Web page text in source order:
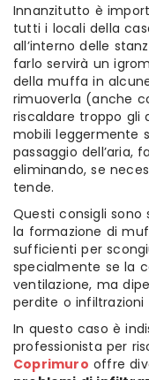
Innanzitutto è
tutti i locali della
all’interno delle
farlo servirà un
della muffa in
rimuoverla (anche
riscaldare troppo gli
mobili leggermente
passaggio dell’aria,
eliminando, se
tende.
Questi consigli
la formazione di
sufficienti per
specialmente se la
ventilazione, ma
perdite o infiltrazioni
In questo caso è
professionista per
Coprimuro offre